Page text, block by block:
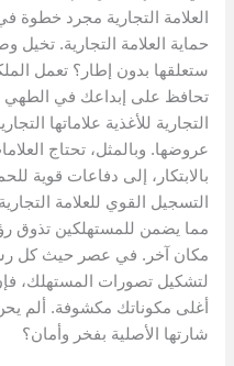
العلامة التجارية مجرد خطوة
حماية العلامة التجارية.
ستعلقها بدون إطار؟ تعمل
تحافظ على إبداعك في الطهي
التجارية للأغذية علاماتها
عروضها. وبالمثل، تحتاج
بالابتكار، إلى دفاعات قوية
التسجيل القوي للعلامة
مما يضمن للمستهلكين تذوق
مكان آخر. في عصر حيث كل
لتشكيل تصورات المستهلك،
أغلى مكوناتك مكشوفة. ألم
شارتها الأصلية بفخر وأمان؟